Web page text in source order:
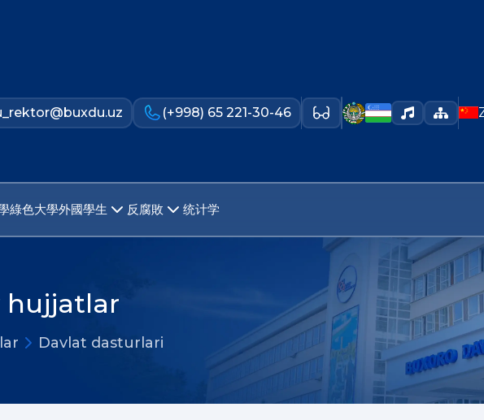
(+998) 65 221-30-46
綠色大學外國學生 反腐敗 统计学
hujjatlar
Davlat dasturlari